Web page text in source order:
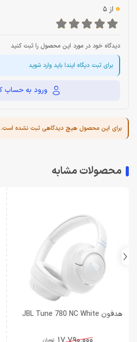
0 از 5
دیدگاه خود در مورد این محصول را ثبت کنید
برای ثبت دیگاه ایندا باید وارد شوید
ورود به حساب
برای این محصول هیچ دیدگاهی ثبت نشده است.
محصولات مشابه
هدفون JBL Tune 780 NC White
تومان